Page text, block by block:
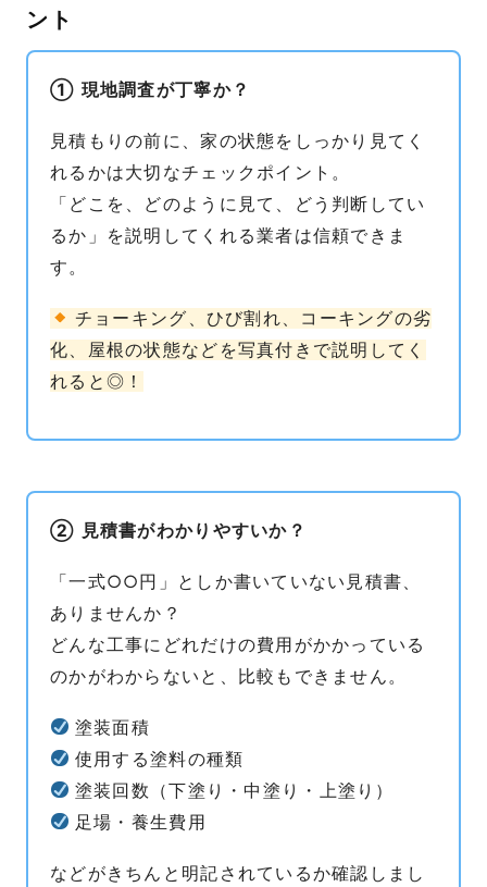
ント
① 現地調査が丁寧か？
見積もりの前に、家の状態をしっかり見てく
れるかは大切なチェックポイント。
「どこを、どのように見て、どう判断してい
るか」を説明してくれる業者は信頼できま
す。
チョーキング、ひび割れ、コーキングの劣
化、屋根の状態などを写真付きで説明してく
れると◎！
② 見積書がわかりやすいか？
「一式○○円」としか書いていない見積書、
ありませんか？
どんな工事にどれだけの費用がかかっている
のかがわからないと、比較もできません。
塗装面積
使用する塗料の種類
塗装回数（下塗り・中塗り・上塗り）
足場・養生費用
などがきちんと明記されているか確認しまし